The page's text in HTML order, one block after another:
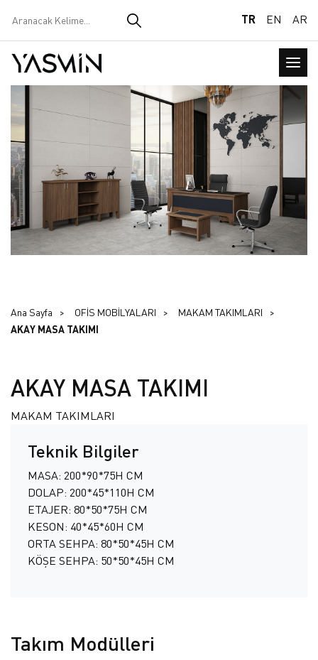
TR EN AR
Ana Sayfa OFİS MOBİLYALARI
MAKAM TAKIMLARI
AKAY MASA TAKIMI
AKAY MASA TAKIMI
MAKAM TAKIMLARI
Teknik Bilgiler
MASA: 200*90*75H CM
DOLAP: 200*45*110H CM
ETAJER: 80*50*75H CM
KESON: 40*45*60H CM
ORTA SEHPA: 80*50*45H CM
KÖŞE SEHPA: 50*50*45H CM
Takım Modülleri